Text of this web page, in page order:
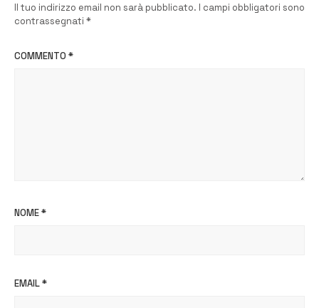
Il tuo indirizzo email non sarà pubblicato. I campi obbligatori sono
contrassegnati *
COMMENTO *
NOME*
EMAIL*